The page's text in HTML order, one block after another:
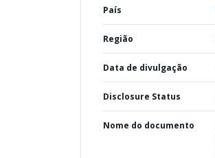
País
Região
Data de divulgação
Disclosure Status
Nome do documento